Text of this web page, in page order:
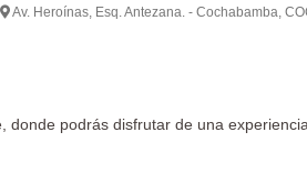
Av. Heroínas, Esq. Antezana. - Cochabamba,
donde podrás disfrutar de una